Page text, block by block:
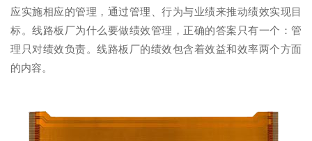
应实施相应的管理，通过管理、行为与业绩来推动绩效实现目
标。线路板厂为什么要做绩效管理，正确的答案只有一个：管
理只对绩效负责。线路板厂的绩效包含着效益和效率两个方面
的内容。